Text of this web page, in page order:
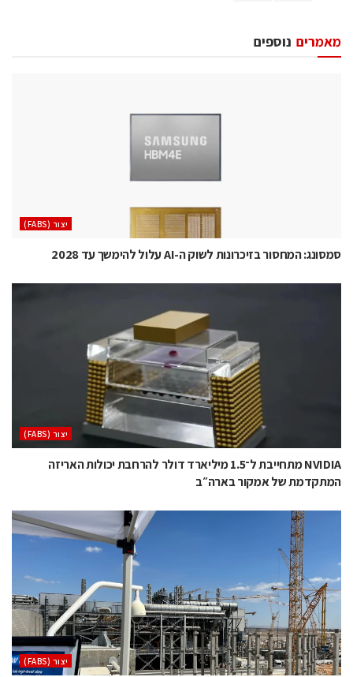
נוספים מאמרים
‫יצור (‪(FABS‬‬
סמסונג: המחסור בזיכרונות לשוק ה-AI עלול להימשך עד 2028
‫יצור (‪(FABS‬‬
NVIDIA מתחייבת ל־1.5 מיליארד דולר להרחבת יכולות האריזה
המתקדמת של אמקור בארה״ב
‫יצור (‪(FABS‬‬